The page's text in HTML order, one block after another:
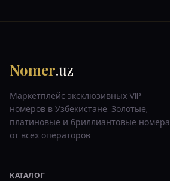
Nomer.uz
Маркетплейс эксклюзивных VIP
номеров в Узбекистане. Золотые,
платиновые и бриллиантовые номера
от всех операторов.
КАТАЛОГ